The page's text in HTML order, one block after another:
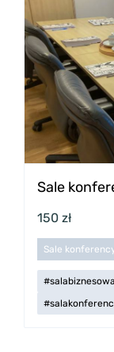
Sale
150 zł
Sale
#salabiznesowa